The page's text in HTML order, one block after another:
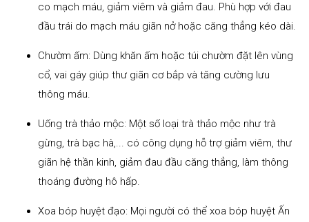
co mạch máu, giảm viêm và giảm đau. Phù hợp với đau
đầu trái do mạch máu giãn nở hoặc căng thẳng kéo dài.
Chườm ấm: Dùng khăn ấm hoặc túi chườm đặt lên vùng
cổ, vai gáy giúp thư giãn cơ bắp và tăng cường lưu
thông máu.
Uống trà thảo mộc: Một số loại trà thảo mộc như trà
gừng, trà bạc hà,... có công dụng hỗ trợ giảm viêm, thư
giãn hệ thần kinh, giảm đau đầu căng thẳng, làm thông
thoáng đường hô hấp.
Xoa bóp huyệt đạo: Mọi người có thể xoa bóp huyệt Ấn